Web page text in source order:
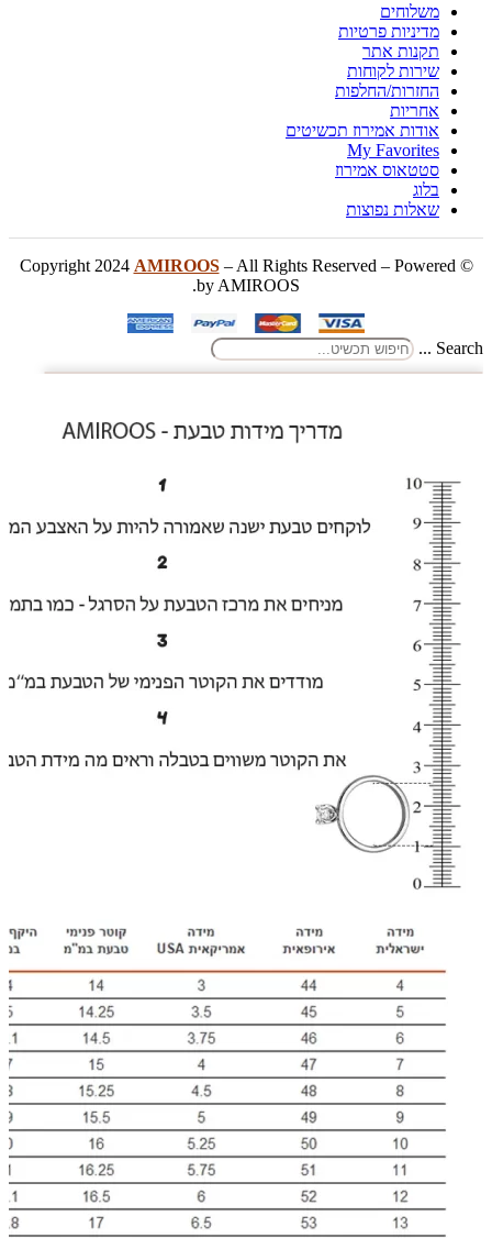
משלוחים
מדיניות פרטיות
תקנות אתר
שירות לקוחות
החזרות/החלפות
אחריות
אודות אמירוז תכשיטים
My Favorites
סטטאוס אמירוז
בלוג
שאלות נפוצות
© Copyright 2024
AMIROOS– All Rights Reserved – Powered
by AMIROOS.
Search ...